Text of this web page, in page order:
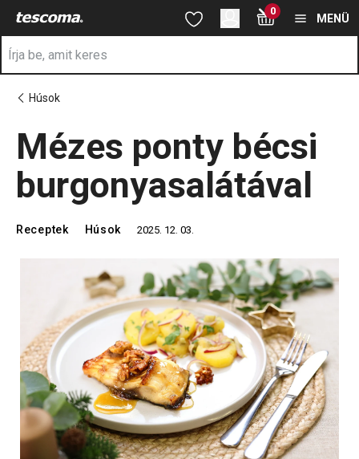
A Mézes ponty bécsi burgonyasalátával oldalon tartózkodik
Ugrás a fő tartalomhoz
Ugrás a kereséshez
Ugrás a navigációhoz 0
MENÜ
Húsok
Mézes ponty bécsi
burgonyasalátával
Receptek Húsok 2025. 12. 03.